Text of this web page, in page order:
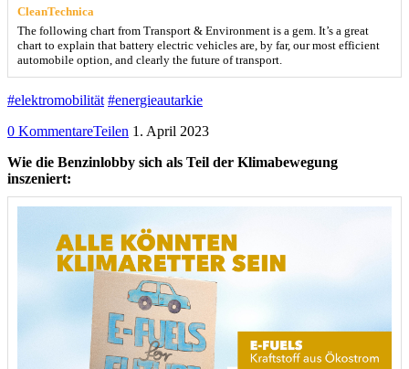
CleanTechnica
The following chart from Transport & Environment is a gem. It’s a great
chart to explain that battery electric vehicles are, by far, our most efficient
automobile option, and clearly the future of transport.
#elektromobilität #energieautarkie
0 KommentareTeilen 1. April 2023
Wie die Benzinlobby sich als Teil der Klimabewegung
inszeniert: